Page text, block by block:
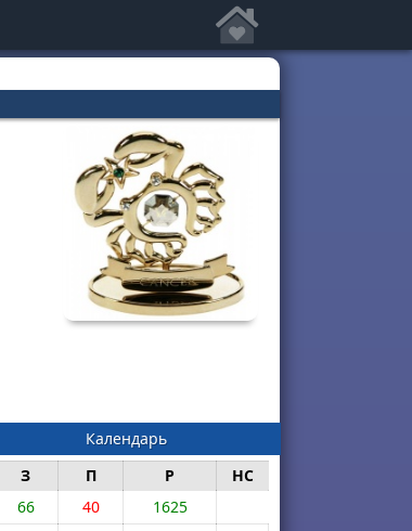
Календарь
З П Р
НС
66 40
1625